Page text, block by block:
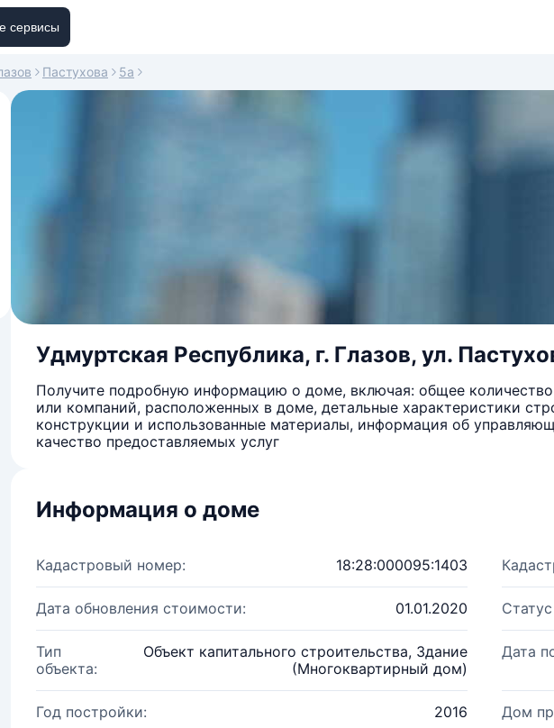
сервисы
Пастухова 5а
Удмуртская Республика, г. Глазов, ул.
Получите подробную информацию о доме, включая: общее
или компаний, расположенных в доме, детальные характеристики
конструкции и использованные материалы, информация об
качество предоставляемых услуг
Информация о доме
Кадастровый номер: 18:28:000095:1403
Дата обновления стоимости: 01.01.2020
Тип
объекта:
Объект капитального строительства, Здание
(Многоквартирный дом)
Дата
Год постройки: 2016 Дом